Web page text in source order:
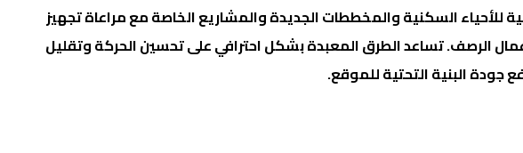
للأحياء السكنية والمخططات الجديدة والمشاريع الخاصة مع مراعاة تجهيز
الرصف. تساعد الطرق المعبدة بشكل احترافي على تحسين الحركة وتقليل
جودة البنية التحتية للموقع.